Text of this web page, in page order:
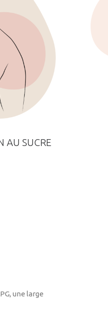
AU SUCRE
une large